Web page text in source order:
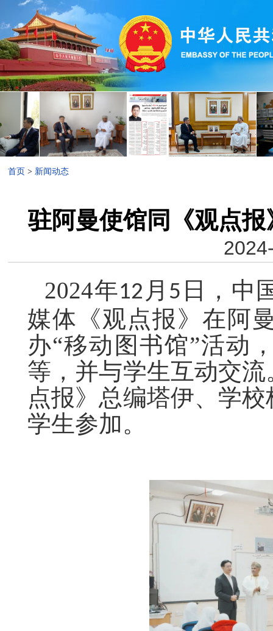
首页 > 新闻动态
驻阿曼使馆同《观点
2024年12 月 5 日，中
媒体《观点报》在阿
办“移动图书馆”活动
等，并与学生互动交
点报》总编塔伊、学
学生参加。